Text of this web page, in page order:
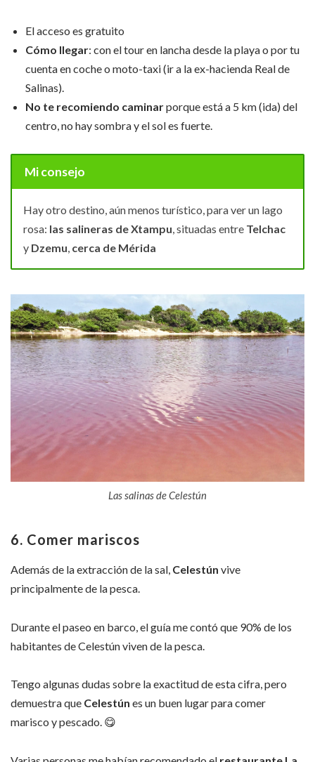
El acceso es gratuito
Cómo llegar: con el tour en lancha desde la playa o por tu
cuenta en coche o moto-taxi (ir a la ex-hacienda Real de
Salinas).
No te recomiendo caminarporque está a 5 km (ida) del
centro, no hay sombra y el sol es fuerte.
Mi consejo
Hay otro destino, aún menos turístico, para ver un lago
rosa: las salineras de Xtampu , situadas entre Telchac
y Dzemu cerca de Mérida
Las salinas de Celestún
6. Comer mariscos
Además de la extracción de la sal, Celestún vive
principalmente de la pesca.
Durante el paseo en barco, el guía me contó que 90% de los
habitantes de Celestún viven de la pesca.
Tengo algunas dudas sobre la exactitud de esta cifra, pero
demuestra que Celestún es un buen lugar para comer
marisco y pescado. 😋